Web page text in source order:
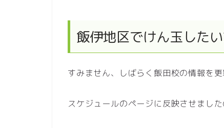
飯伊地区でけん玉した
すみません、しばらく飯田校の情報を更
スケジュールのページに反映させました